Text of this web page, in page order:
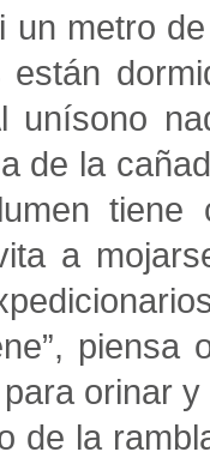
un metro
están
unísono
de la
tiene
a
orinar
de la